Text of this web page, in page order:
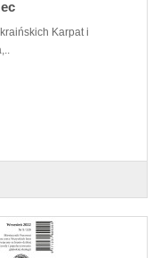
Karpat i